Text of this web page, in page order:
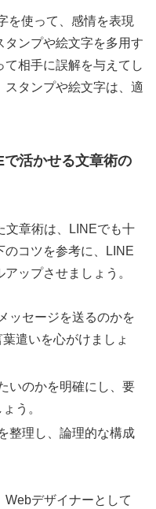
を使って、感情を表現
ンプや絵文字を多用す
相手に誤解を与えてし
スタンプや絵文字は、適
活かせる文章術の
文章術は、LINEでも十
のコツを参考に、LINE
ップさせましょう。
ッセージを送るのかを
遣いを心がけましょ
いのかを明確にし、要
う。
整理し、論理的な構成
Webデザイナーとして